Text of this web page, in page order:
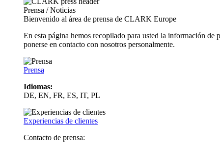
Prensa / Noticias
Bienvenido al área de prensa de CLARK Europe
En esta página hemos recopilado para usted la información
ponerse en contacto con nosotros personalmente.
Prensa
Idiomas:
DE, EN, FR, ES, IT, PL
Experiencias de clientes
Contacto de prensa: